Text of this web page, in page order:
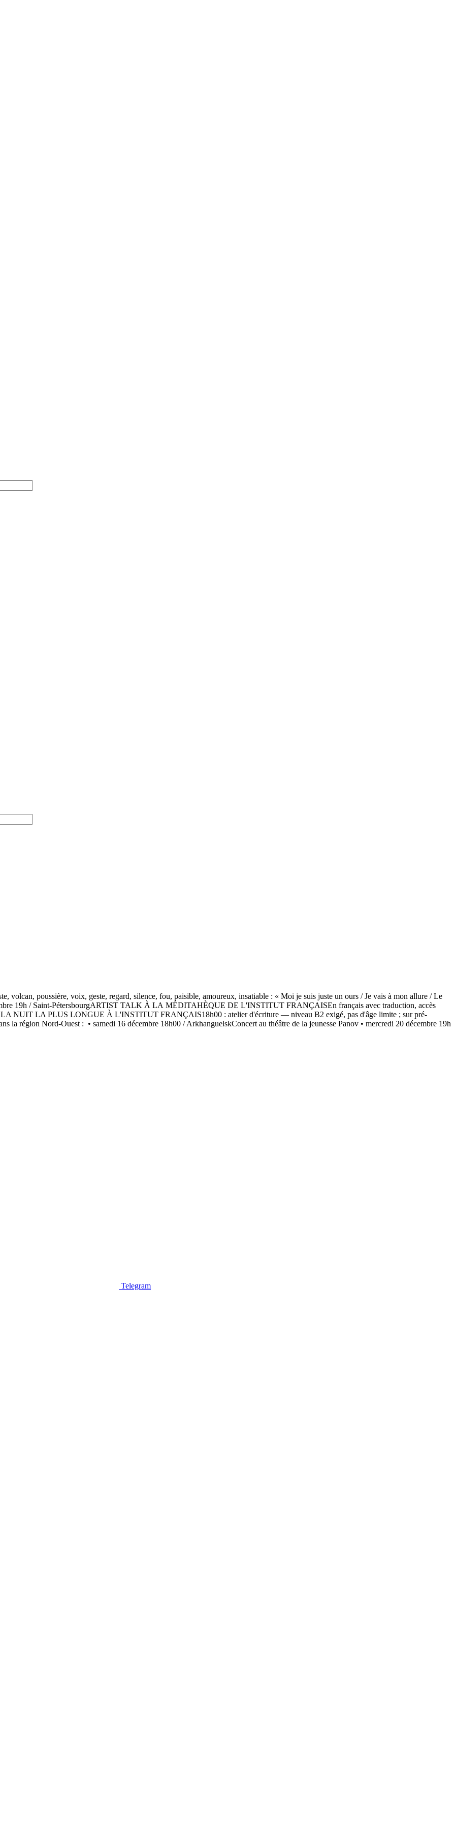
volcan, poussière, voix, geste, regard, silence, fou, paisible, amoureux, insatiable : « Moi je suis juste un ours / Je vais à mon allure / Le
19h / Saint-PétersbourgARTIST TALK À LA MÉDITAHÈQUE DE L'INSTITUT FRANÇAISEn français avec traduction, accès
NUIT LA PLUS LONGUE À L'INSTITUT FRANÇAIS18h00 : atelier d'écriture — niveau B2 exigé, pas d'âge limite ; sur pré-
région Nord-Ouest : • samedi 16 décembre 18h00 / ArkhanguelskConcert au théâtre de la jeunesse Panov • mercredi 20 décembre 19h
Telegram